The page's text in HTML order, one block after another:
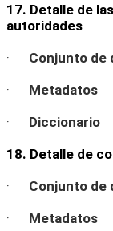
17. Detalle de
autoridades
· Conjunto de
· Metadatos
· Diccionario
18. Detalle de
· Conjunto de
· Metadatos